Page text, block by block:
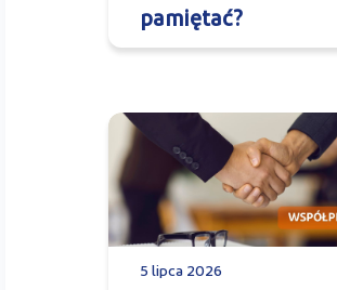
pamiętać?
5 lipca 2026